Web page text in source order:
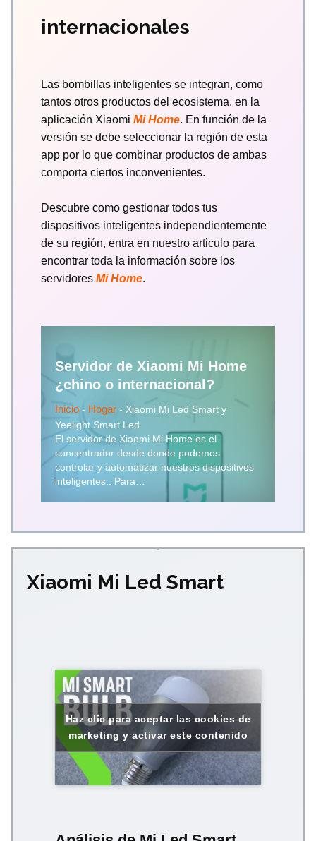
Servidor de Xiaomi Mi Home
¿chino o internacional?
Inicio - Hogar - Xiaomi Mi Led Smart y
Yeelight Smart Led
El servidor de Xiaomi Mi Home es el
concentrador desde donde podemos
controlar y automatizar nuestros dispositivos
inteligentes.. Para…
internacionales
Las bombillas inteligentes se integran, como
tantos otros productos del ecosistema, en la
aplicación Xiaomi Mi Home. En función de la
versión se debe seleccionar la región de esta
app por lo que combinar productos de ambas
comporta ciertos inconvenientes.
Descubre como gestionar todos tus
dispositivos inteligentes independientemente
de su región, entra en nuestro articulo para
encontrar toda la información sobre los
servidores Mi Home.
Xiaomi Mi Led Smart
Haz clic para aceptar las cookies de
marketing y activar este contenido